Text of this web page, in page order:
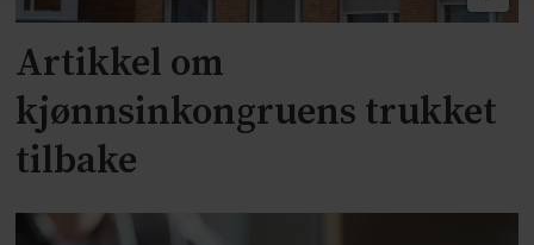
Artikkel om
kjønnsinkongruens trukket
tilbake